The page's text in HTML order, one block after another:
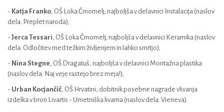
- Katja Franko, OŠ Loka Črnomelj, najboljša v delavnici Instalacija (naslov
dela: Preplet naroda);
- Jerca Tessari, OŠ Loka Črnomelj, najboljša v delavnici Keramika (naslov
dela: Odločitev med težkim življenjem in lahko smrtjo);
- Nina Stegne, OŠ Dragatuš, najboljša v delavnici Montažna plastika
(naslov dela: Naj veje rastejo brez meja!);
- Urban Kocjančič, OŠ Hrvatini, dobitnik posebne nagrade vlivanja
izdelka v bron Livartis - Umetniška livarna (naslov dela: Vieneva).